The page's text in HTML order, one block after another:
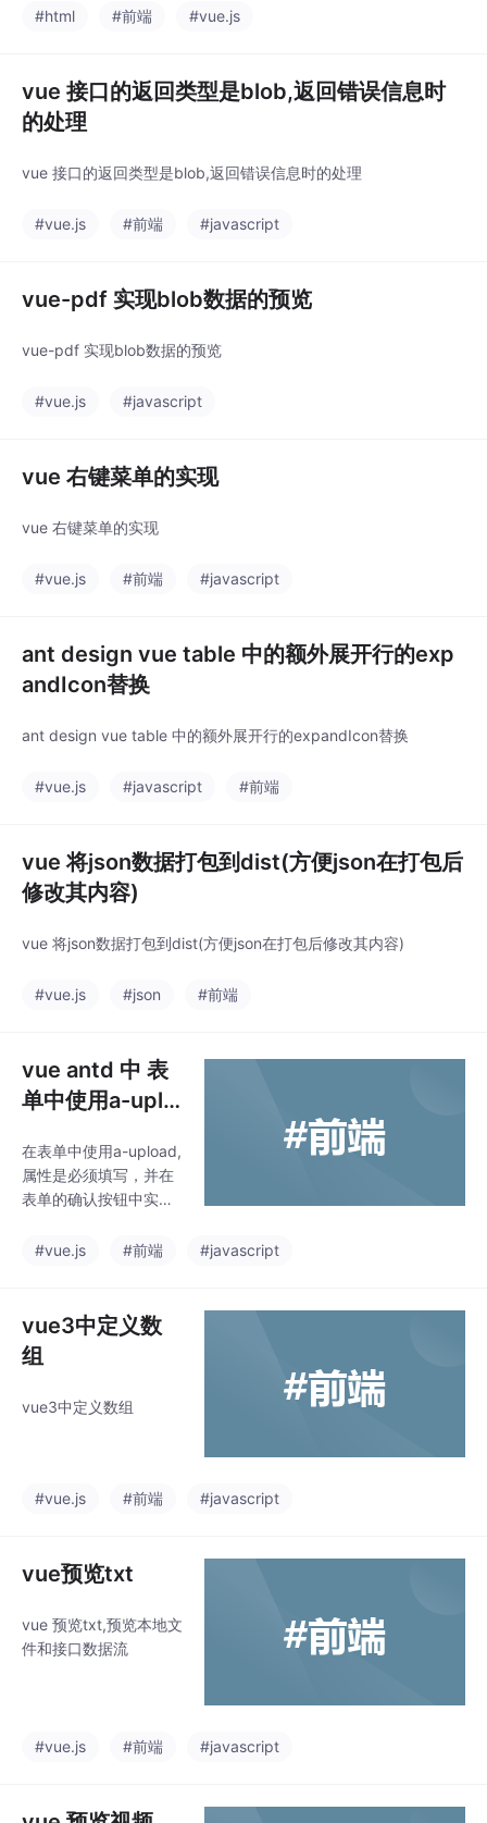
#html #前端 #vue.js
vue 接口的返回类型是blob,返回错误信息时
的处理
vue 接口的返回类型是blob,返回错误信息时的处理
#vue.js #前端 #javascript
vue-pdf 实现blob数据的预览
vue-pdf 实现blob数据的预览
#vue.js #javascript
vue 右键菜单的实现
vue 右键菜单的实现
#vue.js #前端 #javascript
ant design vue table 中的额外展开行的exp
andIcon替换
ant design vue table 中的额外展开行的expandIcon替换
#vue.js #javascript #前端
vue 将json数据打包到dist(方便json在打包后
修改其内容)
vue 将json数据打包到dist(方便json在打包后修改其内容)
#vue.js #json #前端
vue antd 中 表
单中使用a-uplo
在表单中使用a-upload,
属性是必须填写，并在
表单的确认按钮中实现
#vue.js
#前端 #javascript
vue3中定义数
组
vue3中定义数组
#vue.js #前端 #javascript
vue预览txt
vue 预览txt,预览本地文
件和接口数据流
#vue.js #前端 #javascript